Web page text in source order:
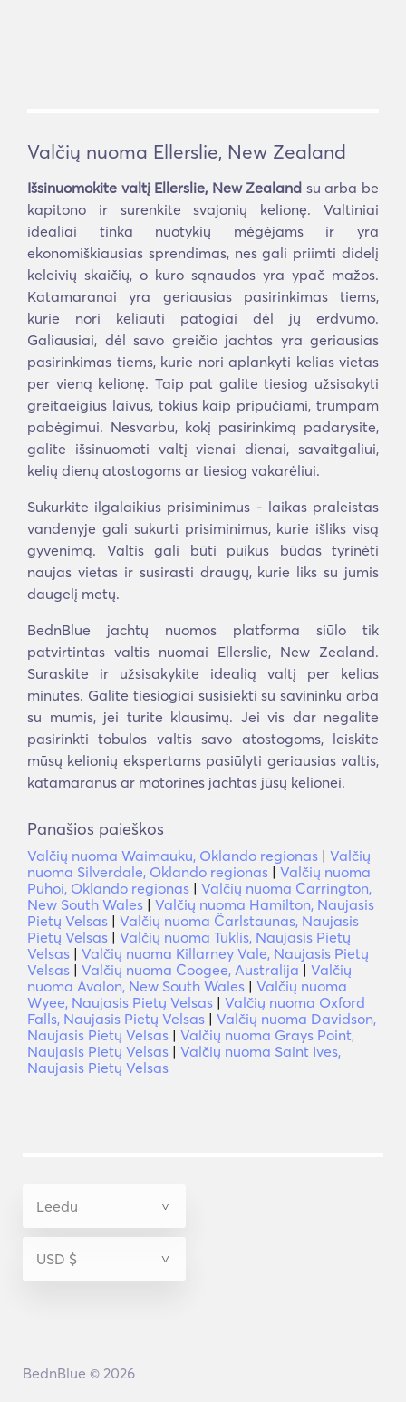
Valčių nuoma Ellerslie, New Zealand
Išsinuomokite valtį Ellerslie, New Zealand su arba be
kapitono ir surenkite svajonių kelionę. Valtiniai
idealiai tinka nuotykių mėgėjams ir yra
ekonomiškiausias sprendimas, nes gali priimti didelį
keleivių skaičių, o kuro sąnaudos yra ypač mažos.
Katamaranai yra geriausias pasirinkimas tiems,
kurie nori keliauti patogiai dėl jų erdvumo.
Galiausiai, dėl savo greičio jachtos yra geriausias
pasirinkimas tiems, kurie nori aplankyti kelias vietas
per vieną kelionę. Taip pat galite tiesiog užsisakyti
greitaeigius laivus, tokius kaip pripučiami, trumpam
pabėgimui. Nesvarbu, kokį pasirinkimą padarysite,
galite išsinuomoti valtį vienai dienai, savaitgaliui,
kelių dienų atostogoms ar tiesiog vakarėliui.
Sukurkite ilgalaikius prisiminimus - laikas praleistas
vandenyje gali sukurti prisiminimus, kurie išliks visą
gyvenimą. Valtis gali būti puikus būdas tyrinėti
naujas vietas ir susirasti draugų, kurie liks su jumis
daugelį metų.
BednBlue jachtų nuomos platforma siūlo tik
patvirtintas valtis nuomai Ellerslie, New Zealand.
Suraskite ir užsisakykite idealią valtį per kelias
minutes. Galite tiesiogiai susisiekti su savininku arba
su mumis, jei turite klausimų. Jei vis dar negalite
pasirinkti tobulos valtis savo atostogoms, leiskite
mūsų kelionių ekspertams pasiūlyti geriausias valtis,
katamaranus ar motorines jachtas jūsų kelionei.
Panašios paieškos
Valčių nuoma Waimauku, Oklando regionas | Valčių
nuoma Silverdale, Oklando regionas | Valčių nuoma
Puhoi, Oklando regionas | Valčių nuoma Carrington,
New South Wales | Valčių nuoma Hamilton, Naujasis
Pietų Velsas | Valčių nuoma Čarlstaunas, Naujasis
Pietų Velsas | Valčių nuoma Tuklis, Naujasis Pietų
Velsas | Valčių nuoma Killarney Vale, Naujasis Pietų
Velsas | Valčių nuoma Coogee, Australija | Valčių
nuoma Avalon, New South Wales | Valčių nuoma
Wyee, Naujasis Pietų Velsas | Valčių nuoma Oxford
Falls, Naujasis Pietų Velsas | Valčių nuoma Davidson,
Naujasis Pietų Velsas | Valčių nuoma Grays Point,
Naujasis Pietų Velsas | Valčių nuoma Saint Ives,
Naujasis Pietų Velsas
BednBlue © 2026